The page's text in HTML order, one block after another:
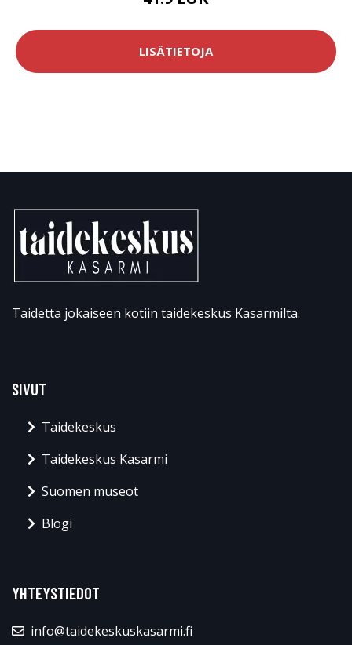
LISÄTIETOJA
Taidetta jokaiseen kotiin taidekeskus Kasarmilta.
SIVUT
Taidekeskus
Taidekeskus Kasarmi
Suomen museot
Blogi
YHTEYSTIEDOT
info@taidekeskuskasarmi.fi